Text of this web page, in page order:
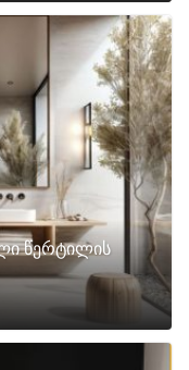
წერტილის